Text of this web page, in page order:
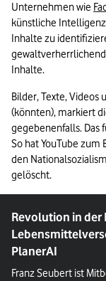
Unternehmen wie
künstliche
Inhalte zu
Inhalte.
Bilder, Texte, Videos
(könnten), markiert
gegebenenfalls.
So hat YouTube zum
den
gelöscht.
Revolution in der
PlanerAI
Franz Seubert ist